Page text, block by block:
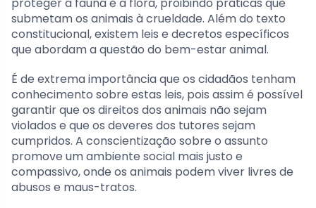
proteger a fauna e a flora, proibindo práticas que
submetam os animais à crueldade. Além do texto
constitucional, existem leis e decretos específicos
que abordam a questão do bem-estar animal.
É de extrema importância que os cidadãos tenham
conhecimento sobre estas leis, pois assim é possível
garantir que os direitos dos animais não sejam
violados e que os deveres dos tutores sejam
cumpridos. A conscientização sobre o assunto
promove um ambiente social mais justo e
compassivo, onde os animais podem viver livres de
abusos e maus-tratos.